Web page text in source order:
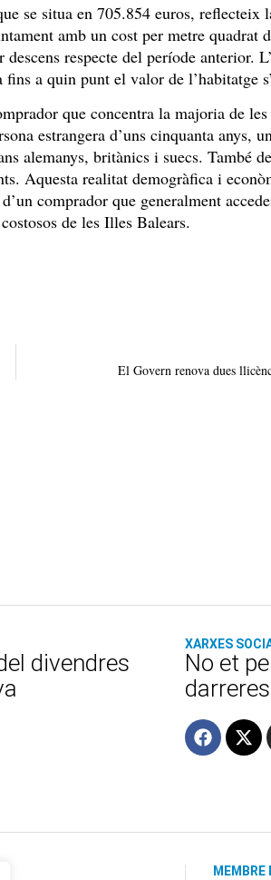
se situa en 705.854 euros, reflecteix
amb un cost per metre quadrat
respecte del període anterior.
a quin punt el valor de l’habitatge
que concentra la majoria de les
estrangera d’uns cinquanta anys,
alemanys, britànics i suecs. També
Aquesta realitat demogràfica i
comprador que generalment
de les Illes Balears.
El Govern renova dues
divendres
XARXES
No et
MEMBRE